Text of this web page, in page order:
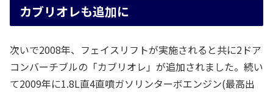
カブリオレも追加に
次いで2008年、フェイスリフトが実施されると共に2ドア
コンバーチブルの「カブリオレ」が追加されました。続い
て2009年に1.8L直4直噴ガソリンターボエンジン(最高出